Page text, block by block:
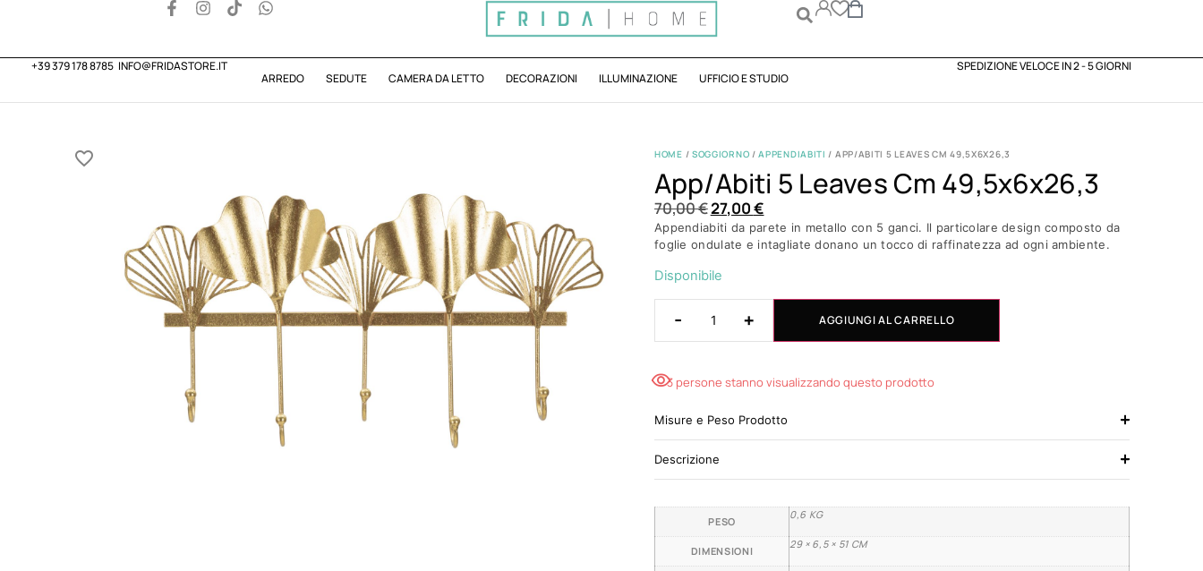
+39 379 178 8785 INFO@FRIDASTORE.IT
ARREDO
SEDUTE CAMERA DA LETTO DECORAZIONI ILLUMINAZIONE UFFICIO E STUDIO
SPEDIZIONE VELOCE IN 2 - 5 GIORNI
HOME / SOGGIORNO /APPENDIABITI / APP/ABITI 5 LEAVES CM 49,5X6X26,3
App/abiti 5 Leaves Cm 49,5x6x26,3
70,00€27,00€
Appendiabiti da parete in metallo con 5 ganci. Il particolare design composto da
foglie ondulate e intagliate donano un tocco di raffinatezza ad ogni ambiente.
Disponibile
- + AGGIUNGI AL CARRELLO
3 persone stanno visualizzando questo prodotto
Misure e Peso Prodotto
Descrizione
PESO
0,6 KG
DIMENSIONI
29 × 6,5 × 51 CM